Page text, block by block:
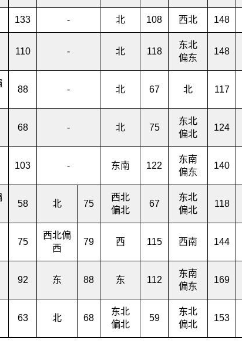
133 - 北 108 西北 148
110 - 北 118
东北
偏东
148
88 - 北 67 北 117
68 - 北 75
东北
偏北
124
103 - 东南 122
东南
偏东
140
58 北 75
西北
偏北
67
东北
偏北
118
75
西北偏
西
79 西 115 西南 144
92 东 88 东 112
东南
偏东
169
63 北 68
东北
偏北
59
东北
偏北
153